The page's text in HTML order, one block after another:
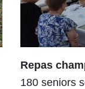
Repas
180 seniors